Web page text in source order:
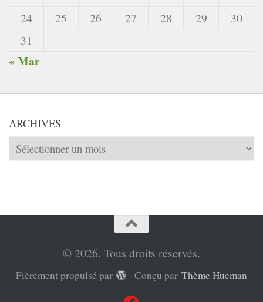
24
25 26 27 28 29
30
31
« Mar
ARCHIVES
Archives
© 2026. Tous droits réservés.
Fièrement propulsé par - Conçu parThème Hueman